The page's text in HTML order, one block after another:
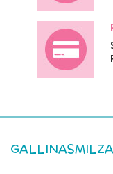
GALLINASMILZA